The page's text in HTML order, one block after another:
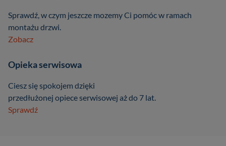
Sprawdź, w czym jeszcze mozemy Ci pomóc w ramach
montażu drzwi.
Zobacz
Opieka serwisowa
Ciesz się spokojem dzięki
przedłużonej opiece serwisowej aż do 7 lat.
Sprawdź